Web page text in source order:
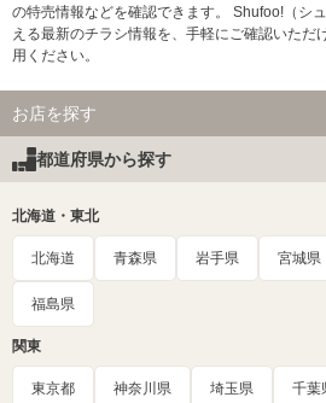
の特売情報などを確認できます。 Shufoo!（シ
える最新のチラシ情報を、手軽にご確認いただ
用ください。
お店を探す
都道府県から探す
北海道・東北
北海道 青森県 岩手県 宮城県
福島県
関東
東京都 神奈川県 埼玉県 千葉